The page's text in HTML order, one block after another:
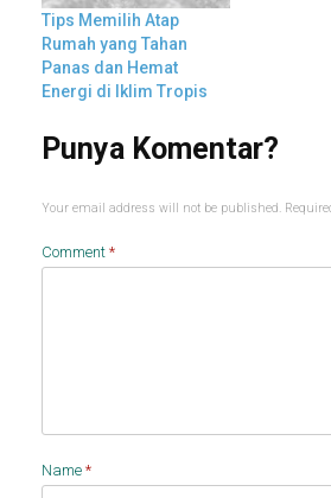
Tips Memilih Atap
Rumah yang Tahan
Panas dan Hemat
Energi di Iklim Tropis
Your email address will not be published.
Comment *
Name *